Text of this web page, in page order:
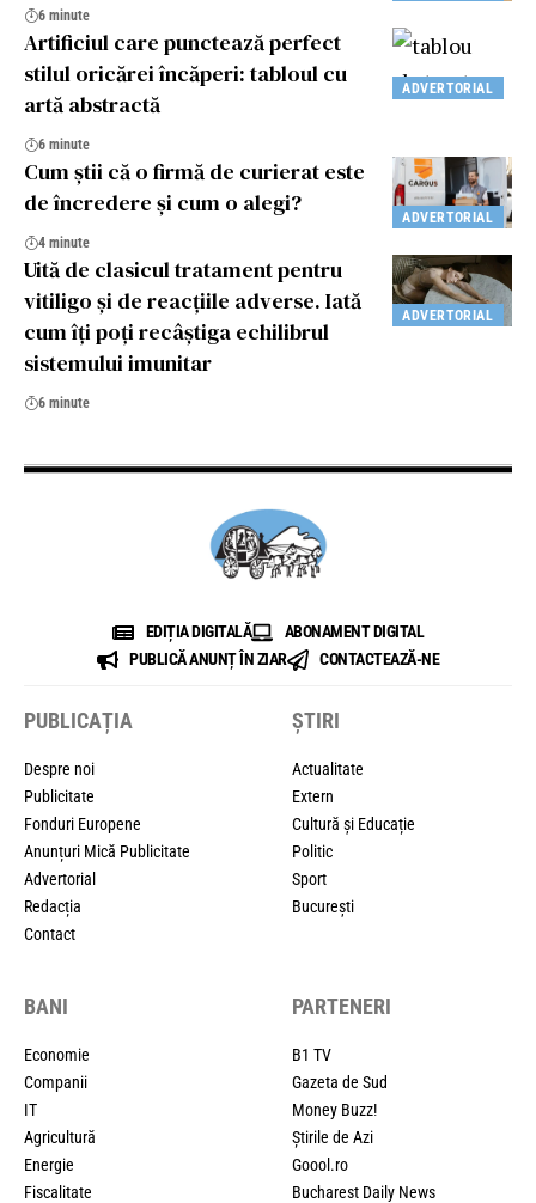
6 minute
ADVERTORIAL
Artificiul care punctează perfect
stilul oricărei încăperi: tabloul cu
artă abstractă
6 minute
ADVERTORIAL
Cum știi că o firmă de curierat este
de încredere și cum o alegi?
4 minute
ADVERTORIAL
Uită de clasicul tratament pentru
vitiligo și de reacțiile adverse. Iată
cum îți poți recâștiga echilibrul
sistemului imunitar
6 minute
EDIȚIA DIGITALĂ
ABONAMENT DIGITAL
PUBLICĂ ANUNȚ ÎN ZIAR
CONTACTEAZĂ-NE
PUBLICAȚIA
Despre noi
Publicitate
Fonduri Europene
Anunțuri Mică Publicitate
Advertorial
Redacția
Contact
ȘTIRI
Actualitate
Extern
Cultură și Educație
Politic
Sport
București
BANI
Economie
Companii
IT
Agricultură
Energie
Fiscalitate
PARTENERI
B1 TV
Gazeta de Sud
Money Buzz!
Știrile de Azi
Goool.ro
Bucharest Daily News